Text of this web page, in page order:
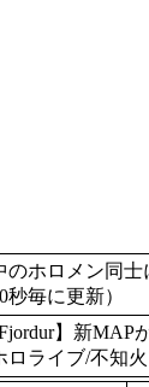
ホロメン同士
毎に更新）
】新MAP
ライブ/不知火